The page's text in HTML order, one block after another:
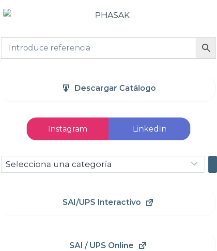
Descargar Catálogo
Instagram LinkedIn
Selecciona
una
SAI/UPS Interactivo
SAI / UPS Online